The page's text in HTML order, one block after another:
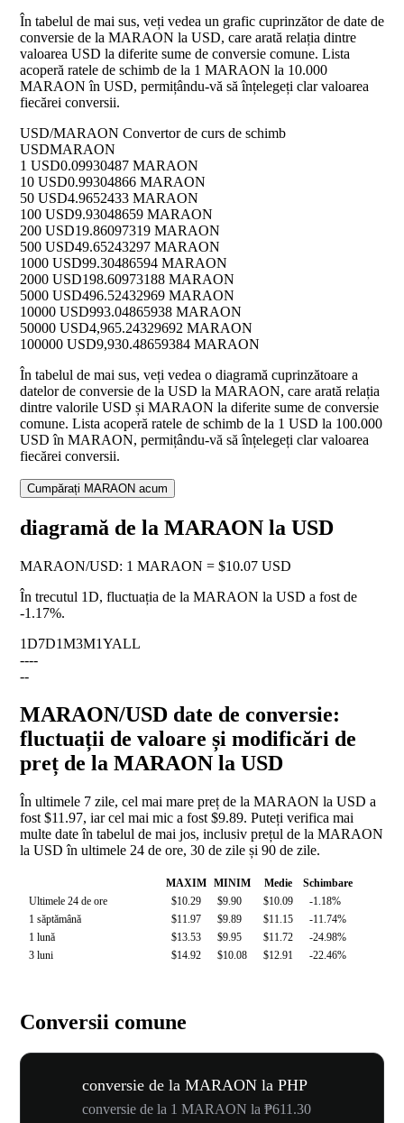
În tabelul de mai sus, veți vedea un grafic cuprinzător de date de
conversie de la MARAON la USD, care arată relația dintre
valoarea USD la diferite sume de conversie comune. Lista
acoperă ratele de schimb de la 1 MARAON la 10.000
MARAON în USD, permițându-vă să înțelegeți clar valoarea
fiecărei conversii.
USD/MARAON Convertor de curs de schimb
USDMARAON
1 USD0.09930487 MARAON
10 USD0.99304866 MARAON
50 USD4.9652433 MARAON
100 USD9.93048659 MARAON
200 USD19.86097319 MARAON
500 USD49.65243297 MARAON
1000 USD99.30486594 MARAON
2000 USD198.60973188 MARAON
5000 USD496.52432969 MARAON
10000 USD993.04865938 MARAON
50000 USD4,965.24329692 MARAON
100000 USD9,930.48659384 MARAON
În tabelul de mai sus, veți vedea o diagramă cuprinzătoare a
datelor de conversie de la USD la MARAON, care arată relația
dintre valorile USD și MARAON la diferite sume de conversie
comune. Lista acoperă ratele de schimb de la 1 USD la 100.000
USD în MARAON, permițându-vă să înțelegeți clar valoarea
fiecărei conversii.
Cumpărați MARAON acum
diagramă de la MARAON la USD
MARAON/USD: 1 MARAON = $10.07 USD
În trecutul 1D, fluctuația de la MARAON la USD a fost de
-1.17%.
1D7D1M3M1YALL
----
--
MARAON/USD date de conversie:
fluctuații de valoare și modificări de
preț de la MARAON la USD
În ultimele 7 zile, cel mai mare preț de la MARAON la USD a
fost $11.97, iar cel mai mic a fost $9.89. Puteți verifica mai
multe date în tabelul de mai jos, inclusiv prețul de la MARAON
la USD în ultimele 24 de ore, 30 de zile și 90 de zile.
MAXIM MINIM Medie
Schimbare
Ultimele 24 de ore
$10.29 $9.90 $10.09
-1.18%
1 săptămână
$11.97 $9.89 $11.15
-11.74%
1 lună
$13.53 $9.95 $11.72
-24.98%
3 luni
$14.92 $10.08 $12.91 -22.46%
Conversii comune
conversie de la MARAON la PHP
conversie de la 1 MARAON la ₱611.30